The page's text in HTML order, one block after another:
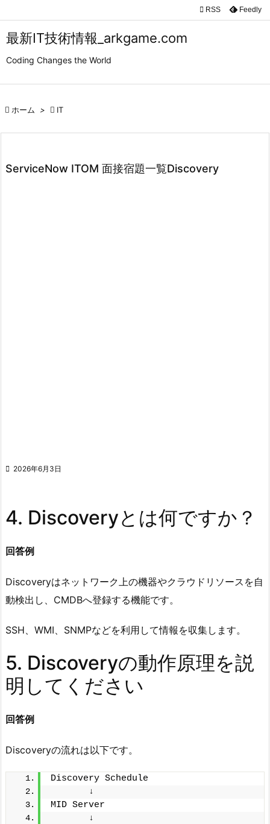
最新IT技術情報_arkgame.com
Coding Changes the World


 RSS Feedly
 ホーム >  IT
ServiceNow ITOM 面接宿題一覧Discovery
 2026年6月3日
4. Discoveryとは何ですか？
回答例
Discoveryはネットワーク上の機器やクラウドリソースを自
動検出し、CMDBへ登録する機能です。
SSH、WMI、SNMPなどを利用して情報を収集します。
5. Discoveryの動作原理を説
明してください
回答例
Discoveryの流れは以下です。
Discovery Schedule
       ↓
MID Server
       ↓